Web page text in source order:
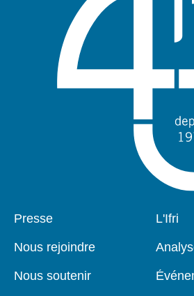
Pied
Presse
Nous rejoindre
Nous soutenir
L'Ifri